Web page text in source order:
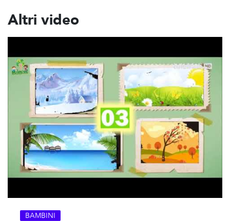
Altri video
BAMBINI